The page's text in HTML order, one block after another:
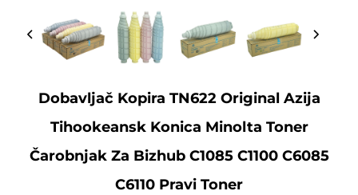
Dobavljač Kopira TN622 Original Azija
Tihookeansk Konica Minolta Toner
Čarobnjak Za Bizhub C1085 C1100 C6085
C6110 Pravi Toner